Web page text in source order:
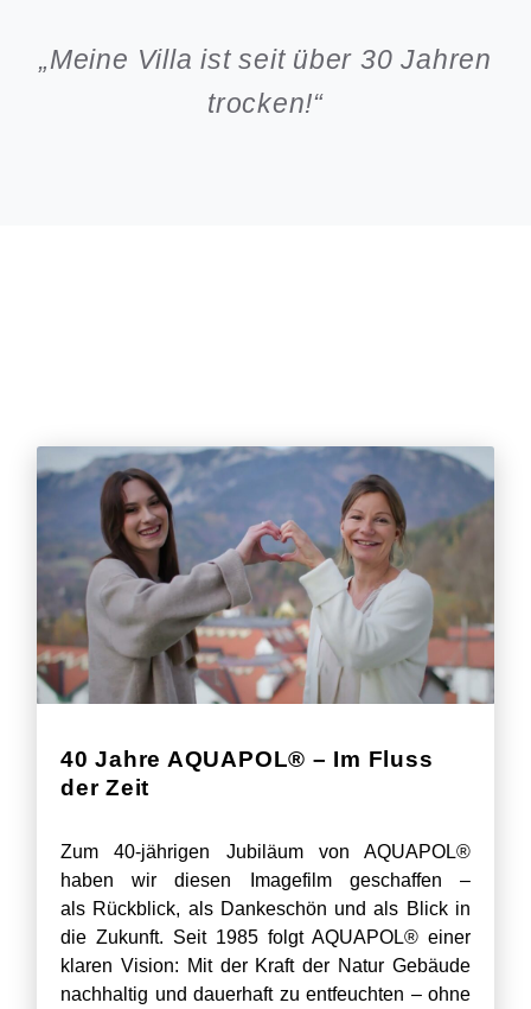
„Meine Villa ist seit über 30 Jahren
trocken!“
40 Jahre AQUAPOL® – Im Fluss
der Zeit
Zum 40-jährigen Jubiläum von AQUAPOL®
haben wir diesen Imagefilm geschaffen –
als Rückblick, als Dankeschön und als Blick in
die Zukunft. Seit 1985 folgt AQUAPOL® einer
klaren Vision: Mit der Kraft der Natur Gebäude
nachhaltig und dauerhaft zu entfeuchten – ohne